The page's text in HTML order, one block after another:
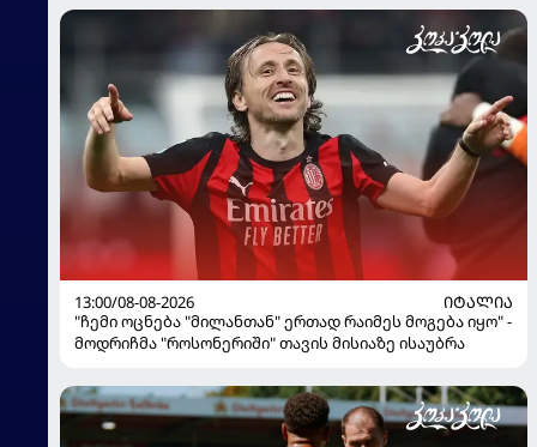
13:00/08-08-2026
ᲘᲢᲐᲚᲘᲐ
"ჩემი ოცნება "მილანთან" ერთად რაიმეს მოგება იყო" -
მოდრიჩმა "როსონერიში" თავის მისიაზე ისაუბრა